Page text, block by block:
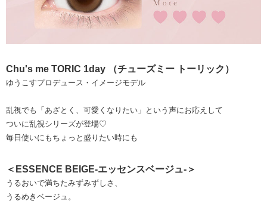
Chu's me TORIC 1day （チューズミー トーリック）
ゆうこすプロデュース・イメージモデル
乱視でも「あざとく、可愛くなりたい」という声にお応えして
ついに乱視シリーズが登場♡
毎日使いにもちょっと盛りたい時にも
＜ESSENCE BEIGE-エッセンスベージュ-＞
うるおいで満ちたみずみずしさ、
うるめきベージュ。